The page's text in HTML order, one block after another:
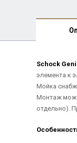
Schock
элемента к
Мойка
Монтаж
отдельно).